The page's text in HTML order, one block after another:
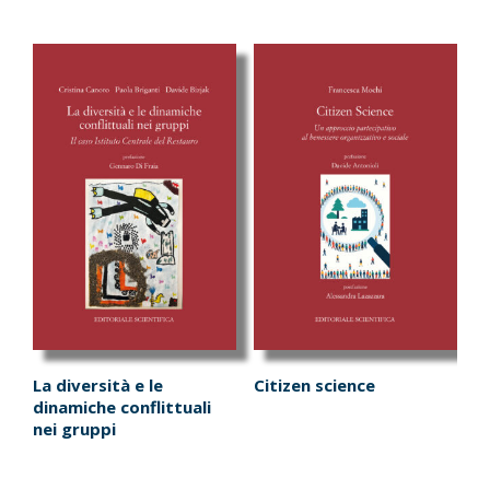
La diversità e le
dinamiche conflittuali
nei gruppi
Citizen science